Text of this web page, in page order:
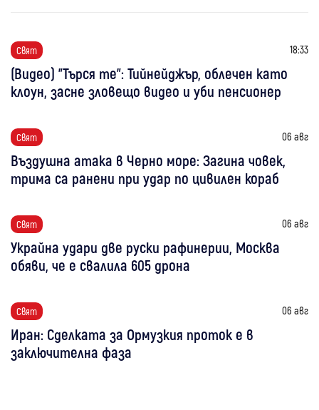
Свят 18:33
(Видео) "Търся те": Тийнейджър, облечен като
клоун, засне зловещо видео и уби пенсионер
Свят 06 авг
Въздушна атака в Черно море: Загина човек,
трима са ранени при удар по цивилен кораб
Свят 06 авг
Украйна удари две руски рафинерии, Москва
обяви, че е свалила 605 дрона
Свят 06 авг
Иран: Сделката за Ормузкия проток е в
заключителна фаза